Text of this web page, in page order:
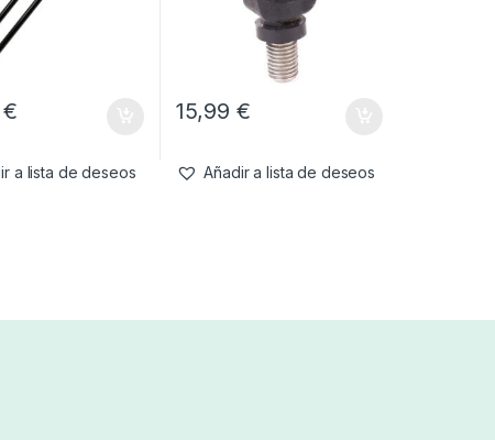
€
a lista de deseos
15,99 €
Añadir a lista de deseos